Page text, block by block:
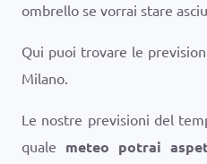
ombrello se vorrai stare
Qui puoi trovare le
Milano.
Le nostre previsioni del
quale meteo potrai